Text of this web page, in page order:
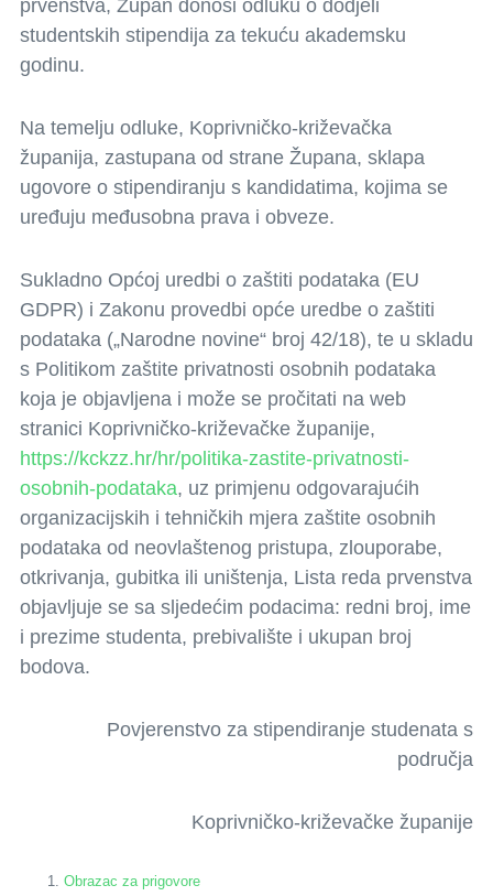
prvenstva, Župan donosi odluku o dodjeli
studentskih stipendija za tekuću akademsku
godinu.
Na temelju odluke, Koprivničko-križevačka
županija, zastupana od strane Župana, sklapa
ugovore o stipendiranju s kandidatima, kojima se
uređuju međusobna prava i obveze.
Sukladno Općoj uredbi o zaštiti podataka (EU
GDPR) i Zakonu provedbi opće uredbe o zaštiti
podataka („Narodne novine“ broj 42/18), te u skladu
s Politikom zaštite privatnosti osobnih podataka
koja je objavljena i može se pročitati na web
stranici Koprivničko-križevačke županije,
https://kckzz.hr/hr/politika-zastite-privatnosti-
osobnih-podataka, uz primjenu odgovarajućih
organizacijskih i tehničkih mjera zaštite osobnih
podataka od neovlaštenog pristupa, zlouporabe,
otkrivanja, gubitka ili uništenja, Lista reda prvenstva
objavljuje se sa sljedećim podacima: redni broj, ime
i prezime studenta, prebivalište i ukupan broj
bodova.
Povjerenstvo za stipendiranje studenata s
područja
Koprivničko-križevačke županije
Obrazac za prigovore